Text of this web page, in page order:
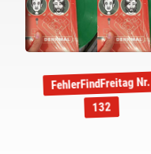
FehlerFindFreitag Nr.
132